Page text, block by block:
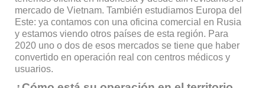
mercado de Vietnam. También estudiamos Europa del
Este: ya contamos con una oficina comercial en Rusia
y estamos viendo otros países de esta región. Para
2020 uno o dos de esos mercados se tiene que haber
convertido en operación real con centros médicos y
usuarios.